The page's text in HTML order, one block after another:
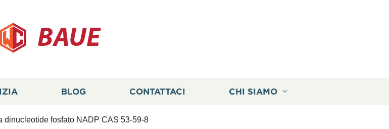
BAUE
BLOG CONTATTACI CHI SIAMO
dinucleotide fosfato NADP CAS 53-59-8